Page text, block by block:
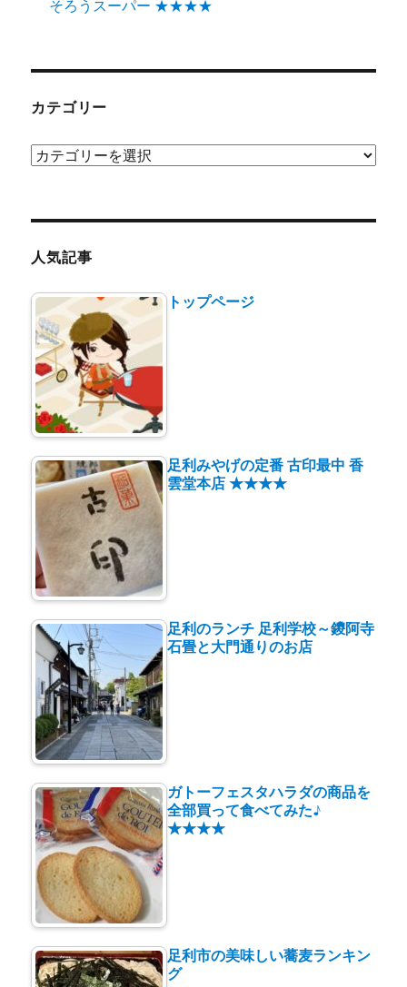
そろうスーパー ★★★★
カテゴリー
カ
ー
人気記事
トップページ
足利みやげの定番 古印最中 香
雲堂本店 ★★★★
足利のランチ 足利学校～鑁阿寺
石畳と大門通りのお店
ガトーフェスタハラダの商品を
全部買って食べてみた♪
★★★★
足利市の美味しい蕎麦ランキン
グ